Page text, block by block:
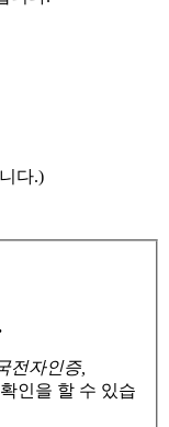
다.)
전자인증,
인을 할 수 있습